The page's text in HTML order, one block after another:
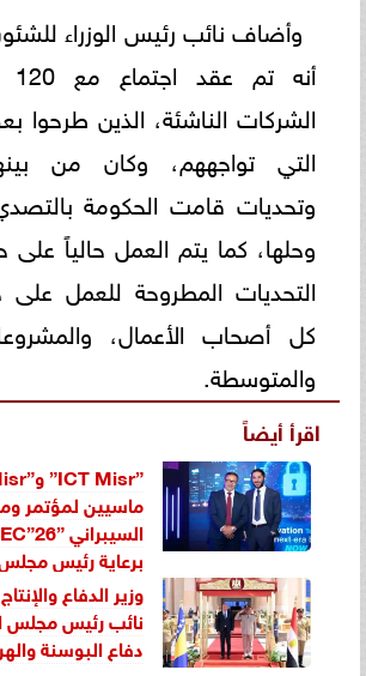
وأضاف نائب رئيس الوزراء
الشركات الناشئة، الذين طرحوا
التي تواجههم، وكان من
وتحديات قامت الحكومة
وحلها، كما يتم العمل حالياً
التحديات المطروحة للعمل على
كل أصحاب الأعمال،
والمتوسطة.
اقرأ أيضاً
ماسيين لمؤتمر
برعاية رئيس مجلس
وزير الدفاع
نائب رئيس مجلس
دفاع البوسنة